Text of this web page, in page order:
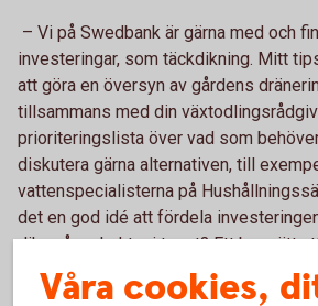
– Vi på Swedbank är gärna med och
investeringar, som täckdikning. Mitt
att göra en översyn av gårdens
tillsammans med din
prioriteringslista över vad som
diskutera gärna alternativen, till
vattenspecialisterna på
det en god idé att fördela
dika några hektar i taget? Ett bra sätt
investeringskostnader är förstås
underhålla det dräneringssystem du
Våra cookies,